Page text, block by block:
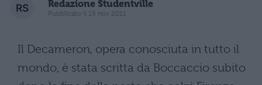
Redazione Studentville
Pubblicato il 15 nov 2011
Il Decameron, opera conosciuta in tutto il
mondo, è stata scritta da Boccaccio subito